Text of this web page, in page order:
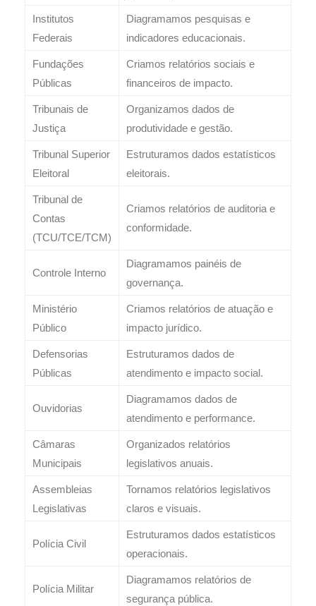
Institutos
Federais
Diagramamos pesquisas e
indicadores educacionais.
Fundações
Públicas
Criamos relatórios sociais e
financeiros de impacto.
Tribunais de
Justiça
Organizamos dados de
produtividade e gestão.
Tribunal Superior
Eleitoral
Estruturamos dados estatísticos
eleitorais.
Tribunal de
Contas
(TCU/TCE/TCM)
Criamos relatórios de auditoria e
conformidade.
Controle Interno
Diagramamos painéis de
governança.
Ministério
Público
Criamos relatórios de atuação e
impacto jurídico.
Defensorias
Públicas
Estruturamos dados de
atendimento e impacto social.
Ouvidorias
Diagramamos dados de
atendimento e performance.
Câmaras
Municipais
Organizados relatórios
legislativos anuais.
Assembleias
Legislativas
Tornamos relatórios legislativos
claros e visuais.
Polícia Civil
Estruturamos dados estatísticos
operacionais.
Polícia Militar
Diagramamos relatórios de
segurança pública.